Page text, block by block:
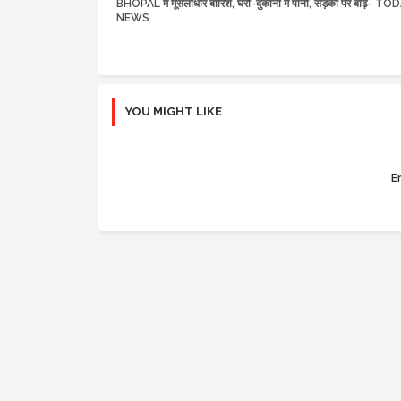
BHOPAL में मूसलाधार बारिश, घरों-दुकानों में पानी, सड़कों पर बाढ़-
NEWS
YOU MIGHT LIKE